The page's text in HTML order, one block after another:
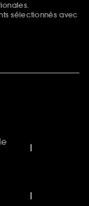
sélectionnés avec